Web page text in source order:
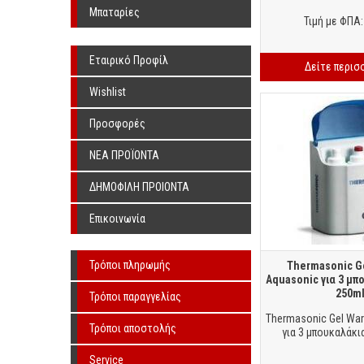
Τιμή με
Δείτε
Thermasonic
Aquasonic για 3
250ml
Thermasonic Gel
για 3
Υπερήχων Χωρίς Λιπαντικό
Μπαταρίες
Εταιρικό Προφίλ
Wishlist
Προσφορές
ΝΕΑ ΠΡΟΪΟΝΤΑ
ΔΗΜΟΦΙΛΗ ΠΡΟΙΟΝΤΑ
Επικοινωνία
Τρόποι πληρωμής
Τρόποι παραγγελίας
Τρόποι αποστολής
Service